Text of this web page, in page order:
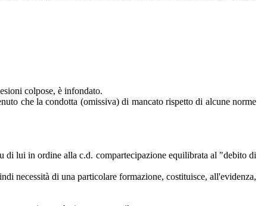
colpose, è infondato.
che la condotta (omissiva) di mancato rispetto di alcune norme
di lui in ordine alla c.d. compartecipazione equilibrata al "debito di
necessità di una particolare formazione, costituisce, all'evidenza,